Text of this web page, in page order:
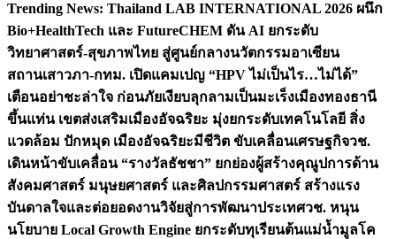
Trending News: Thailand LAB INTERNATIONAL 2026 ผนึก
Bio+HealthTech และ FutureCHEM ดัน AI ยกระดับ
วิทยาศาสตร์-สุขภาพไทย สู่ศูนย์กลางนวัตกรรมอาเซียน
สถานเสาวภา-กทม. เปิดแคมเปญ “HPV ไม่เป็นไร…ไม่ได้”
เตือนอย่าชะล่าใจ ก่อนภัยเงียบลุกลามเป็นมะเร็งเมืองทองธานี
ขึ้นแท่น เขตส่งเสริมเมืองอัจฉริยะ มุ่งยกระดับเทคโนโลยี สิ่ง
แวดล้อม ปักหมุด เมืองอัจฉริยะมีชีวิต ขับเคลื่อนเศรษฐกิจวช.
เดินหน้าขับเคลื่อน “รางวัลธัชชา” ยกย่องผู้สร้างคุณูปการด้าน
สังคมศาสตร์ มนุษยศาสตร์ และศิลปกรรมศาสตร์ สร้างแรง
บันดาลใจและต่อยอดงานวิจัยสู่การพัฒนาประเทศวช. หนุน
นโยบาย Local Growth Engine ยกระดับทุเรียนต้นแม่น้ำมูลโค